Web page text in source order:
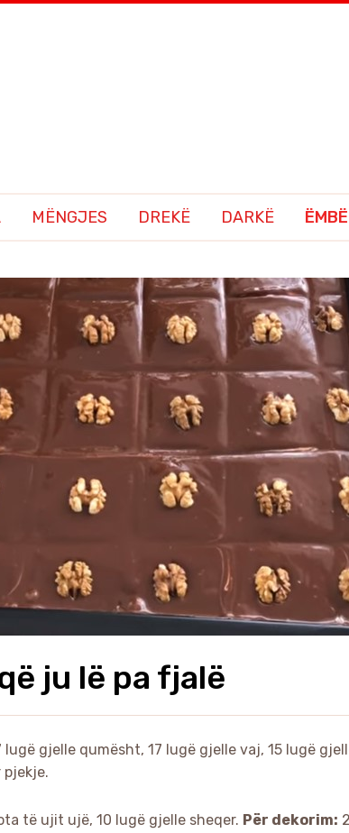
MËNGJES DREKË DARKË
ju lë pa fjalë
lugë gjelle qumësht, 17 lugë gjelle vaj, 15 lugë
pjekje.
të ujit ujë, 10 lugë gjelle sheqer. Për dekorim: